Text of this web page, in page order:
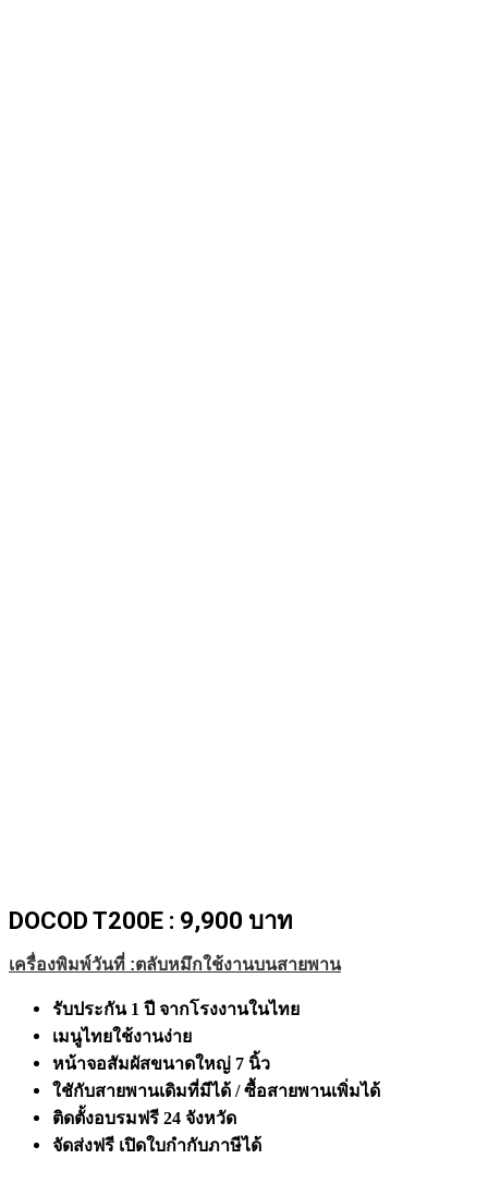
DOCOD T200E : 9,900 บาท
เครื่องพิมพ์วันที่ :ตลับหมึกใช้งานบนสายพาน
รับประกัน 1 ปี จากโรงงานในไทย
เมนูไทยใช้งานง่าย
หน้าจอสัมผัสขนาดใหญ่ 7 นิ้ว
ใชักับสายพานเดิมที่มีได้ / ซื้อสายพานเพิ่มได้
ติดตั้งอบรมฟรี 24 จังหวัด
จัดส่งฟรี เปิดใบกำกับภาษีได้